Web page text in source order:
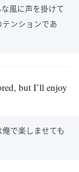
風に声を掛けて
ンションであ
but I’ll enjoy
で楽しませても